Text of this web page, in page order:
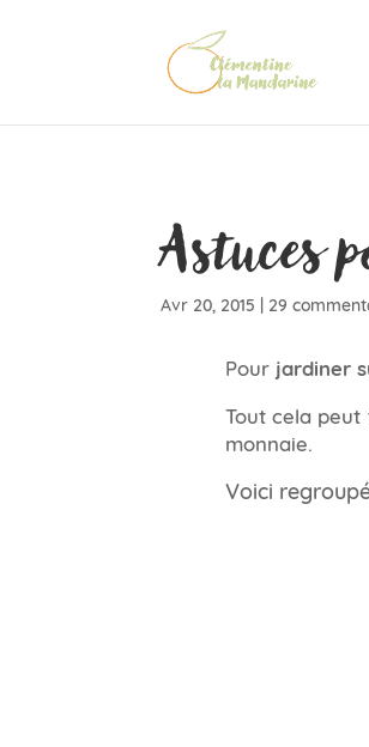
Astuces
Avr 20, 2015 | 29
Pour jardiner
Tout cela
monnaie.
Voici